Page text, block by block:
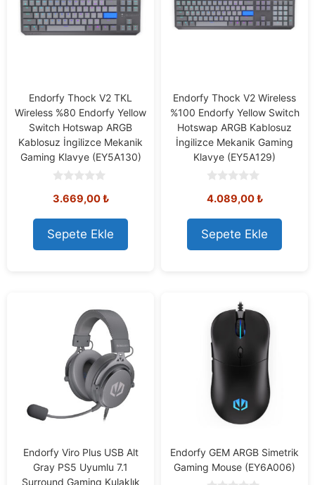
Endorfy Thock V2 TKL
Wireless %80 Endorfy Yellow
Switch Hotswap ARGB
Kablosuz İngilizce Mekanik
Gaming Klavye (EY5A130)
o
t
o
f
5
3.669,00₺
Sepete Ekle
Endorfy Thock V2 Wireless
%100 Endorfy Yellow Switch
Hotswap ARGB Kablosuz
İngilizce Mekanik Gaming
Klavye (EY5A129)
o
t
o
f
5
4.089,00₺
Sepete Ekle
Endorfy Viro Plus USB Alt
Gray PS5 Uyumlu 7.1
Surround Gaming Kulaklık
Endorfy GEM ARGB Simetrik
Gaming Mouse (EY6A006)